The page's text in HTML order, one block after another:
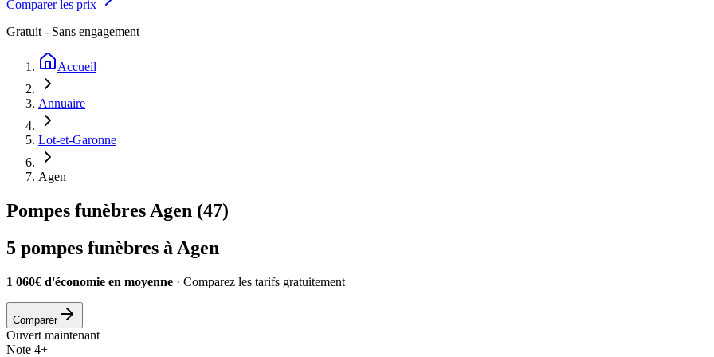
Comparer les prix
Gratuit - Sans engagement
Accueil
Annuaire
Lot-et-Garonne
Agen
Pompes funèbres Agen (47)
5 pompes funèbres à Agen
1 060€ d'économie en moyenne · Comparez les tarifs gratuitement
Comparer
Ouvert maintenant
Note 4+